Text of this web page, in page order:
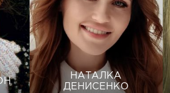
НАТАЛКА
ДЕНИСЕНКО